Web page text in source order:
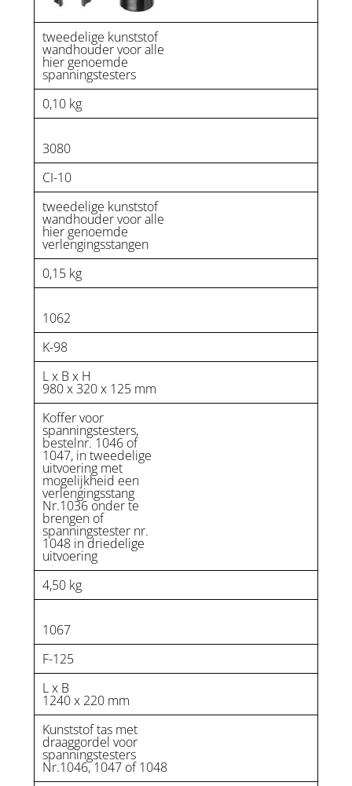
tweedelige kunststof
wandhouder voor alle
hier genoemde
spanningstesters
0,10 kg
3080
CI-10
tweedelige kunststof
wandhouder voor alle
hier genoemde
verlengingsstangen
0,15 kg
1062
K-98
L x B x H
980 x 320 x 125 mm
Koffer voor
spanningstesters,
bestelnr. 1046 of
1047, in tweedelige
uitvoering met
mogelijkheid een
verlengingsstang
Nr.1036 onder te
brengen of
spanningstester nr.
1048 in driedelige
uitvoering
4,50 kg
1067
F-125
L x B
1240 x 220 mm
Kunststof tas met
draaggordel voor
spanningstesters
Nr.1046, 1047 of 1048